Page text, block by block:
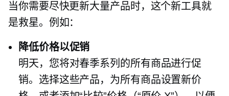
当你需要尽快更新大量产品时，这个新工具就
是救星。例如：
降低价格以促销
明天，您将对春季系列的所有商品进行促
销。选择这些产品，为所有商品设置新价